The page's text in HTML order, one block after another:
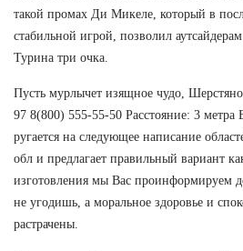
такой промах Ди Микеле, который в
стабильной игрой, позволил
Турина три очка.
Пусть мурлычет изящное чудо,
97 8(800) 555-55-50 Расстояние: 3 метра
ругается на следующее написание
обл и предлагает правильный вариант
изготовления мы Вас проинформируем
не угодишь, а моральное здоровье и
растрачены.